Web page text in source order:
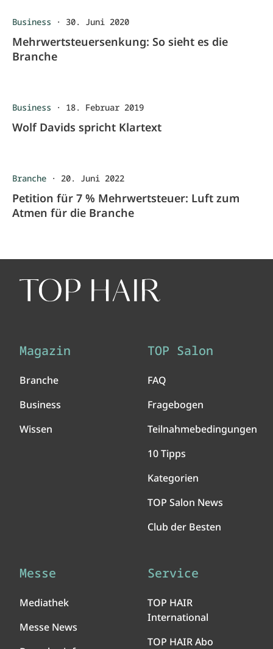
Business · 30. Juni 2020
Mehrwertsteuersenkung: So sieht es die
Branche
Business · 18. Februar 2019
Wolf Davids spricht Klartext
Branche · 20. Juni 2022
Petition für 7 % Mehrwertsteuer: Luft zum
Atmen für die Branche
Magazin
Branche
Business
Wissen
TOP Salon
FAQ
Fragebogen
Teilnahmebedingungen
10 Tipps
Kategorien
TOP Salon News
Club der Besten
Messe
Mediathek
Messe News
Service
TOP HAIR
International
TOP HAIR Abo